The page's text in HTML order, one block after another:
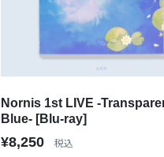
Nornis 1st LIVE -
Blue- [Blu-ray]
¥8,250 税込